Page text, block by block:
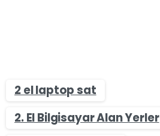
2 el laptop sat
2. El Bilgisayar Alan Yerler